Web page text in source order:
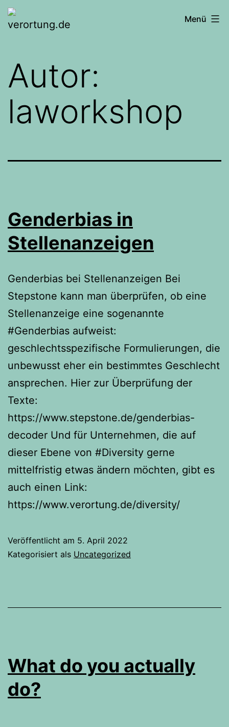
Zum
Inhalt
verortung.de Menü
Autor:
laworkshop
Genderbias in
Stellenanzeigen
Genderbias bei Stellenanzeigen Bei
Stepstone kann man überprüfen, ob eine
Stellenanzeige eine sogenannte
#Genderbias aufweist:
geschlechtsspezifische Formulierungen, die
unbewusst eher ein bestimmtes Geschlecht
ansprechen. Hier zur Überprüfung der
Texte:
https://www.stepstone.de/genderbias-
decoder Und für Unternehmen, die auf
dieser Ebene von #Diversity gerne
mittelfristig etwas ändern möchten, gibt es
auch einen Link:
https://www.verortung.de/diversity/
Veröffentlicht am 5. April 2022
Kategorisiert als Uncategorized
What do you actually
do?